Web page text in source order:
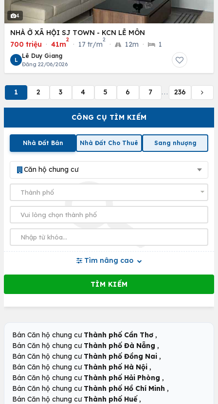
CÔNG CỤ TÌM KIẾM
Nhà Đất Bán Nhà Đất Cho Thuê Sang nhượng
Căn hộ chung cư
Tìm nâng cao
4
NHÀ Ở XÃ HỘI SJ TOWN - KCN LỄ MÔN
700 triệu · 41m
2
· 17 tr/m
2
· 12m · 1
L
Lê Duy Giang
Đăng 22/06/2026
1 2 3 4 5 6 7 ... 236
Bán Căn hộ chung cư Thành phố Cần Thơ ,
Bán Căn hộ chung cư Thành phố Đà Nẵng ,
Bán Căn hộ chung cư Thành phố Đồng Nai ,
Bán Căn hộ chung cư Thành phố Hà Nội ,
Bán Căn hộ chung cư Thành phố Hải Phòng ,
Bán Căn hộ chung cư Thành phố Hồ Chí Minh ,
Bán Căn hộ chung cư Thành phố Huế ,